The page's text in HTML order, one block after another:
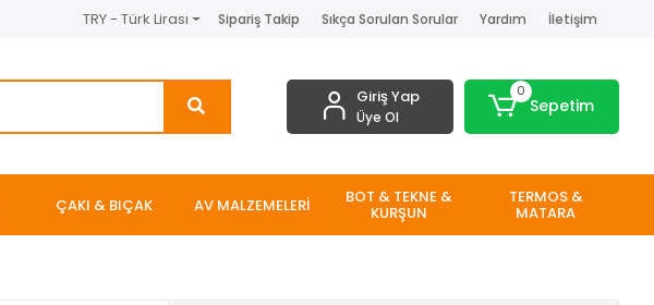
TRY - Türk Lirası Sipariş Takip Sıkça Sorulan Sorular Yardım İletişim
Giriş Yap
Üye Ol
0
Sepetim
ÇAKI & BIÇAK AV MALZEMELERİ BOT & TEKNE &
KURŞUN
TERMOS &
MATARA